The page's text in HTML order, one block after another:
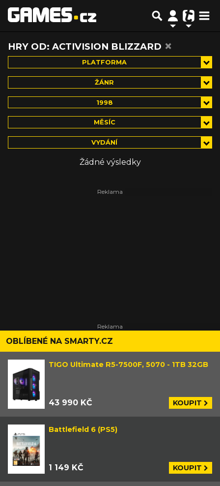
HRY OD: ACTIVISION BLIZZARD ×
PLATFORMA
ŽÁNR
1998
MĚSÍC
VYDÁNÍ
Žádné výsledky
OBLÍBENÉ NA SMARTY.CZ
TIGO Ultimate R5-7500F, 5070 - 1TB 32GB
43 990 KČ KOUPIT
Battlefield 6 (PS5)
1 149 KČ KOUPIT